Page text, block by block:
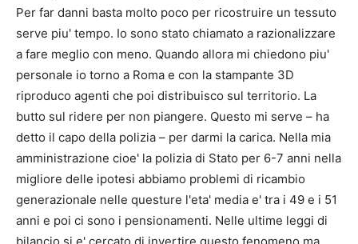
Per far danni basta molto poco per ricostruire un tessuto
serve piu' tempo. Io sono stato chiamato a razionalizzare
a fare meglio con meno. Quando allora mi chiedono piu'
personale io torno a Roma e con la stampante 3D
riproduco agenti che poi distribuisco sul territorio. La
butto sul ridere per non piangere. Questo mi serve – ha
detto il capo della polizia – per darmi la carica. Nella mia
amministrazione cioe' la polizia di Stato per 6-7 anni nella
migliore delle ipotesi abbiamo problemi di ricambio
generazionale nelle questure l'eta' media e' tra i 49 e i 51
anni e poi ci sono i pensionamenti. Nelle ultime leggi di